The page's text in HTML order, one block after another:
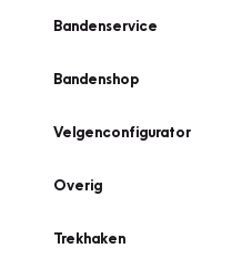
Bandenservice
Bandenshop
Velgenconfigurator
Overig
Trekhaken